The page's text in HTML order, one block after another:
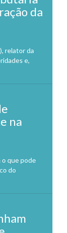
da
relator da
e,
na
que pode
do